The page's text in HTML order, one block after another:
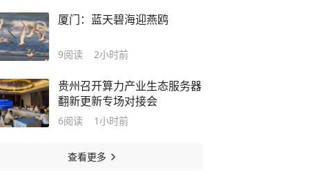
厦门：蓝天碧海迎燕鸥
9阅读 2小时前
贵州召开算力产业生态服务器
翻新更新专场对接会
6阅读 1小时前
查看更多